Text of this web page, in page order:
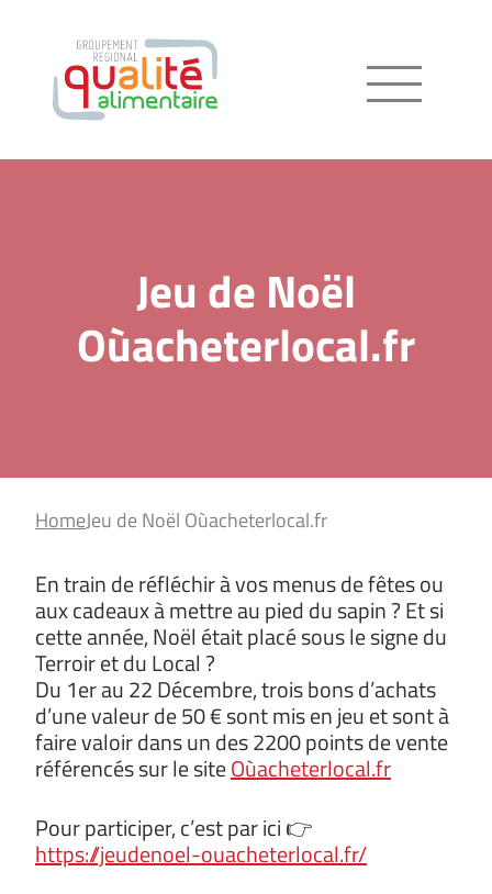
Menu
Jeu de Noël
Oùacheterlocal.fr
HomeJeu de Noël Oùacheterlocal.fr
En train de réfléchir à vos menus de fêtes ou
aux cadeaux à mettre au pied du sapin ? Et si
cette année, Noël était placé sous le signe du
Terroir et du Local ?
Du 1er au 22 Décembre, trois bons d’achats
d’une valeur de 50 € sont mis en jeu et sont à
faire valoir dans un des 2200 points de vente
référencés sur le siteOùacheterlocal.fr
Pour participer, c’est par ici 👉
https://jeudenoel-ouacheterlocal.fr/